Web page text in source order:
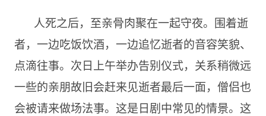
人死之后，至亲骨肉聚在一起守夜。围着逝
者，一边吃饭饮酒，一边追忆逝者的音容笑貌、
点滴往事。次日上午举办告别仪式，关系稍微远
一些的亲朋故旧会赶来见逝者最后一面，僧侣也
会被请来做场法事。这是日剧中常见的情景。这